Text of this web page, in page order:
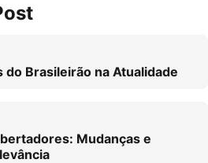
Brasileirão na Atualidade
Mudanças e